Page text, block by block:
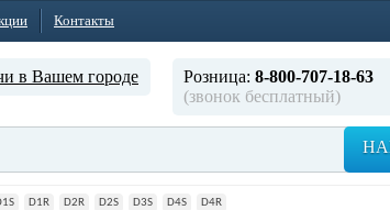
Контакты
в Вашем городе Розница: 8-800-707-18-63
(звонок бесплатный)
D1R D2R D2S D3S D4S D4R